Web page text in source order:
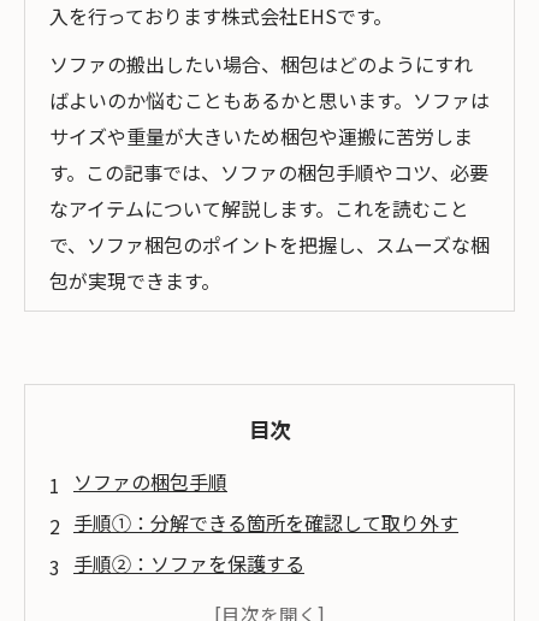
入を行っております株式会社EHSです。
ソファの搬出したい場合、梱包はどのようにすれ
ばよいのか悩むこともあるかと思います。ソファは
サイズや重量が大きいため梱包や運搬に苦労しま
す。この記事では、ソファの梱包手順やコツ、必要
なアイテムについて解説します。これを読むこと
で、ソファ梱包のポイントを把握し、スムーズな梱
包が実現できます。
目次
ソファの梱包手順
手順①：分解できる箇所を確認して取り外す
手順②：ソファを保護する
手順③：できる限りコンパクトにして段ボール